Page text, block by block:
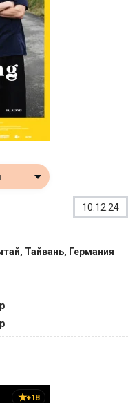
10.12.24
Тайвань, Германия
+18